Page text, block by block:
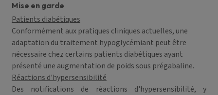
Mise en garde
Patients diabétiques
Conformément aux pratiques cliniques actuelles, une
adaptation du traitement hypoglycémiant peut être
nécessaire chez certains patients diabétiques ayant
présenté une augmentation de poids sous prégabaline.
Réactions d'hypersensibilité
Des notifications de réactions d'hypersensibilité, y